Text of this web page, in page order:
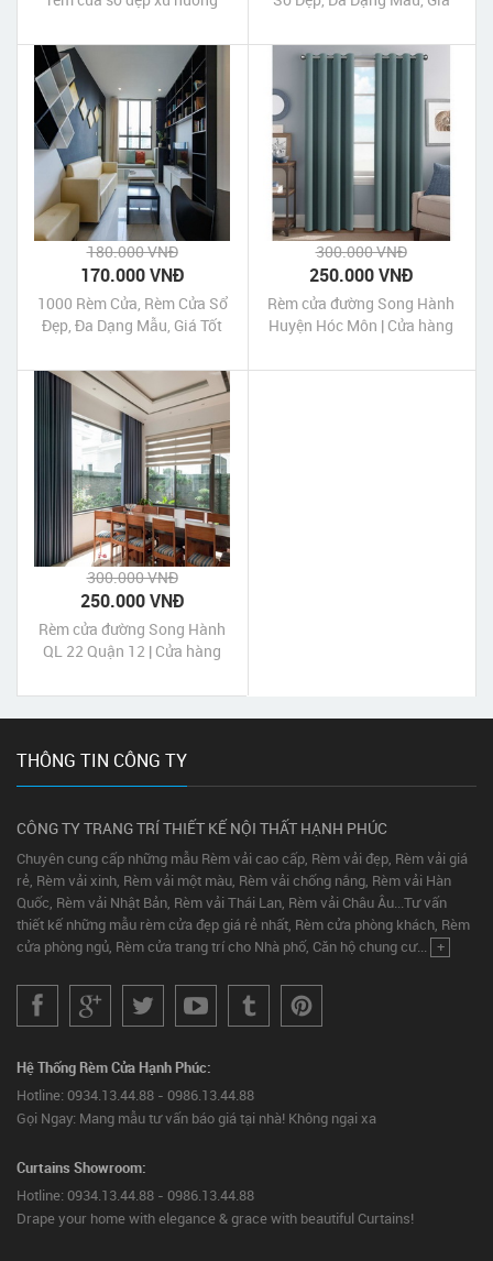
180.000 VNĐ
170.000 VNĐ
1000 Rèm Cửa, Rèm Cửa Sổ
Đẹp, Đa Dạng Mẫu, Giá Tốt
300.000 VNĐ
250.000 VNĐ
Rèm cửa đường Song Hành
Huyện Hóc Môn | Cửa hàng
Huyện Hóc Môn Tp HCM
300.000 VNĐ
250.000 VNĐ
Rèm cửa đường Song Hành
QL 22 Quận 12 | Cửa hàng
22 Quận 12 Tp HCM
THÔNG TIN CÔNG TY
CÔNG TY TRANG TRÍ THIẾT KẾ NỘI THẤT HẠNH PHÚC
Chuyên cung cấp những mẫu Rèm vải cao cấp, Rèm vải đẹp, Rèm vải giá
rẻ, Rèm vải xinh, Rèm vải một màu, Rèm vải chống nắng, Rèm vải Hàn
Quốc, Rèm vải Nhật Bản, Rèm vải Thái Lan, Rèm vải Châu Âu...Tư vấn
thiết kế những mẫu rèm cửa đẹp giá rẻ nhất, Rèm cửa phòng khách, Rèm
cửa phòng ngủ, Rèm cửa trang trí cho Nhà phố, Căn hộ chung cư... +
Hệ Thống Rèm Cửa Hạnh Phúc:
Hotline: 0934.13.44.88 - 0986.13.44.88
Gọi Ngay: Mang mẫu tư vấn báo giá tại nhà! Không ngại xa
Curtains Showroom:
Hotline: 0934.13.44.88 - 0986.13.44.88
Drape your home with elegance & grace with beautiful Curtains!